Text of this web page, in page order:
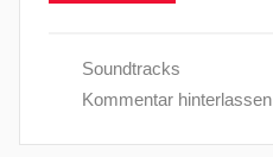
Soundtracks
Kommentar hinterlassen